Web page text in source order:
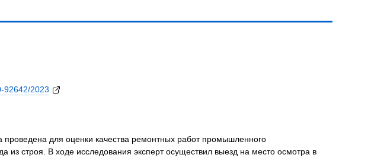
2023
для оценки качества ремонтных работ промышленного
из строя. В ходе исследования эксперт осуществил выезд на место осмотра в